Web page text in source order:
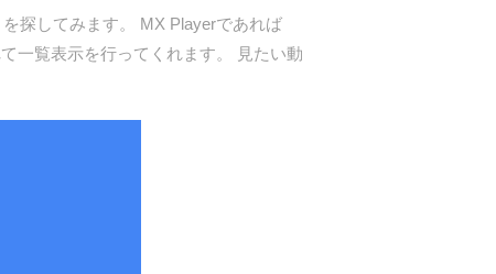
探してみます。 MX Playerであれば
一覧表示を行ってくれます。 見たい動